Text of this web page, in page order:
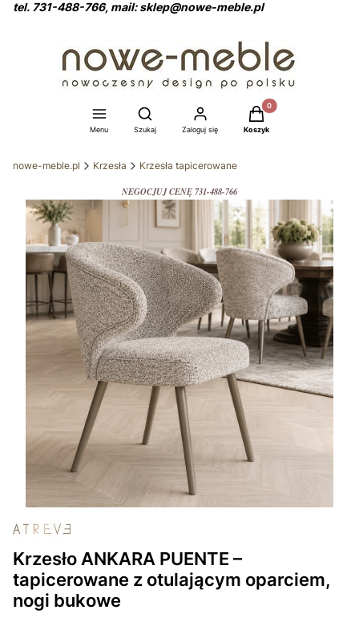
tel. 731-488-766, mail: sklep@nowe-meble.pl
Menu
Otwórz wyszukiwarkę
Szukaj Zaloguj się
Produkty w koszyku:
Koszyk
nowe-meble.pl Krzesła Krzesła tapicerowane
NEGOCJUJ CENĘ 731-488-766
Krzesło ANKARA PUENTE –
tapicerowane z otulającym oparciem,
nogi bukowe